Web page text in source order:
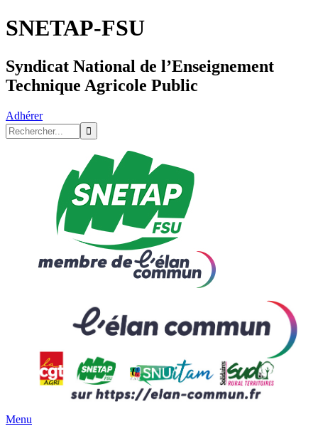
SNETAP-FSU
Syndicat National de l’Enseignement
Technique Agricole Public
Adhérer
Menu